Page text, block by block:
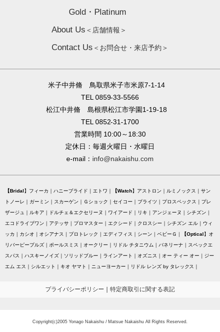
Gold・Platinum
About Us ＜店舗情報＞
Contact Us ＜お問合せ・来店予約＞
米子中井脩 鳥取県米子市米原7-1-14
TEL 0859-33-5566
松江中井脩 島根県松江市学園1-19-18
TEL 0852-31-1700
営業時間 10:00～18:30
定休日：毎週火曜日・水曜日
e-mail： info@nakaishu.com
Bridal フィーカ ハニーブライド エトワ Watch アストロン ルミノックス
サン
トノーレ
ガーミン スカーゲン Ｇショック セイコー ブライツ プロスペックス
プレ
ザージュ
ルキア ドルチェ＆エクセリーヌ ワイアード リキ アンジェーヌ
シチズン
エコドライブワン
アテッサ プロマスター エクシード クロスシー シチズン エル
ウィ
ッカ
カシオ オシアナス プロトレック エディフィス シーン ベビーＧ Optical
オ
リバーピープルズ
ポールスミス オークリー リドル チタニウム バネリーナ
スペックエ
スパス
ハスキーノイズ ソリッドブルー ラインアート オズニス オー ティー オー
ジー
エム エス
シルエット キオ ヤマト ニューヨーカー リドル レンズ by タレックス
プライバシーポリシー 特定商取引に関する表記
Copyright(c)2005 Yonago Nakaishu / Matsue Nakaishu All Rights Reserved.